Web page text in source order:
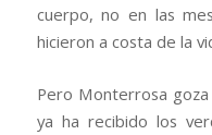
cuerpo, no en las
hicieron a costa de la
Pero Monterrosa
ya ha recibido los